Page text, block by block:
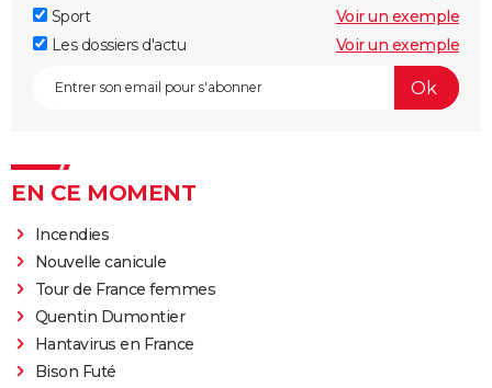
Sport
Voir un exemple
Les dossiers d'actu
Voir un exemple
EN CE MOMENT
Incendies
Nouvelle canicule
Tour de France femmes
Quentin Dumontier
Hantavirus en France
Bison Futé